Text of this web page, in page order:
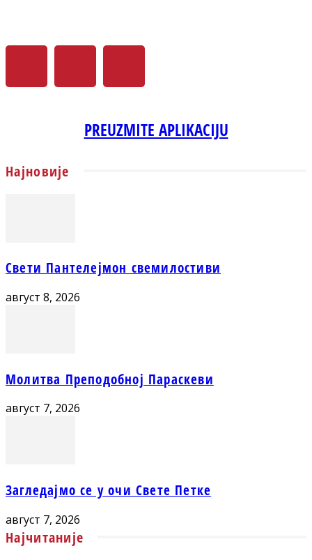
PREUZMITE APLIKACIJU
Најновије
Свети Пантелејмон свемилостиви
август 8, 2026
Молитва Преподобној Параскеви
август 7, 2026
Загледајмо се у очи Свете Петке
август 7, 2026
Најчитаније